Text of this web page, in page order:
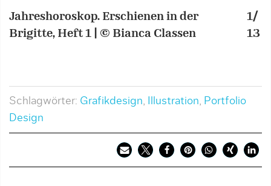
Jahreshoroskop. Erschienen in der
Brigitte, Heft 1 | © Bianca Classen
1/
13
Schlagwörter: Grafikdesign, Illustration, Portfolio
Design